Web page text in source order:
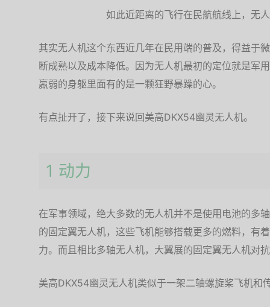
如此近距离的飞行在民航航线上，无
其实无人机这个东西近几年在民用端的普及，得益于
断成熟以及成本降低。因为无人机最初的定位就是军
羸弱的身躯里面有的是一颗狂野暴躁的心。
有点扯开了，接下来说回美高DKX54幽灵无人机。
1 动力
在军事领域，绝大多数的无人机并不是使用电池的多
的固定翼无人机，这些飞机能够搭载更多的燃料，有
力。而且相比多轴无人机，大翼展的固定翼无人机对
美高DKX54幽灵无人机类似于一架二轴螺旋桨飞机和